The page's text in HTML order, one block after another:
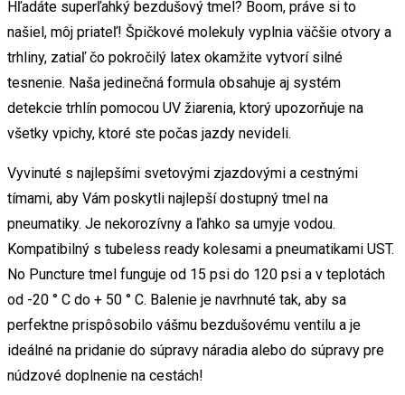
Hľadáte superľahký bezdušový tmel? Boom, práve si to
našiel, môj priateľ! Špičkové molekuly vyplnia väčšie otvory a
trhliny, zatiaľ čo pokročilý latex okamžite vytvorí silné
tesnenie. Naša jedinečná formula obsahuje aj systém
detekcie trhlín pomocou UV žiarenia, ktorý upozorňuje na
všetky vpichy, ktoré ste počas jazdy nevideli.
Vyvinuté s najlepšími svetovými zjazdovými a cestnými
tímami, aby Vám poskytli najlepší dostupný tmel na
pneumatiky. Je nekorozívny a ľahko sa umyje vodou.
Kompatibilný s tubeless ready kolesami a pneumatikami UST.
No Puncture tmel funguje od 15 psi do 120 psi a v teplotách
od -20 ° C do + 50 ° C. Balenie je navrhnuté tak, aby sa
perfektne prispôsobilo vášmu bezdušovému ventilu a je
ideálné na pridanie do súpravy náradia alebo do súpravy pre
núdzové doplnenie na cestách!